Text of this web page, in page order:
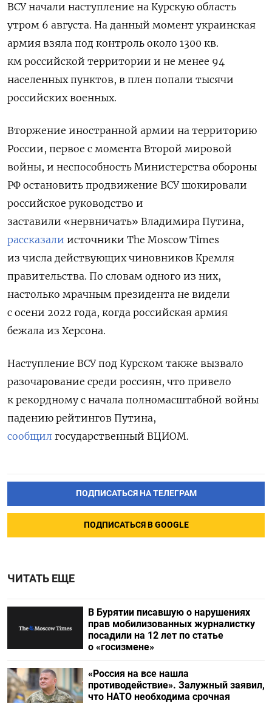
ВСУ начали наступление на Курскую область
утром 6 августа. На данный момент украинская
армия взяла под контроль около 1300 кв.
км российской территории и не менее 94
населенных пунктов, в плен попали тысячи
российских военных.
Вторжение иностранной армии на территорию
России, первое с момента Второй мировой
войны, и неспособность Министерства обороны
РФ остановить продвижение ВСУ шокировали
российское руководство и
заставили «нервничать» Владимира Путина,
рассказали источники The Moscow Times
из числа действующих чиновников Кремля
правительства. По словам одного из них,
настолько мрачным президента не видели
с осени 2022 года, когда российская армия
бежала из Херсона.
Наступление ВСУ под Курском также вызвало
разочарование среди россиян, что привело
к рекордному с начала полномасштабной войны
падению рейтингов Путина,
сообщил государственный ВЦИОМ.
ПОДПИСАТЬСЯ НА ТЕЛЕГРАМ
ПОДПИСАТЬСЯ В GOOGLE
ЧИТАТЬ ЕЩЕ
В Бурятии писавшую о нарушениях
прав мобилизованных журналистку
посадили на 12 лет по статье
о «госизмене»
«Россия на все нашла
противодействие». Залужный заявил,
что НАТО необходима срочная